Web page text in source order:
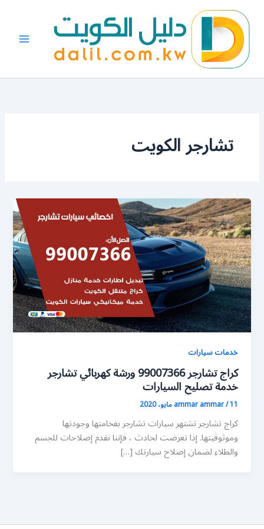
المحتوى
تشارجر الكويت
خدمات سيارات
كراج تشارجر 99007366 ورشة كهربائي تشارجر
خدمة تصليح السيارات
ammar ammar/11 مايو، 2020
كراج تشارجر تشتهر سيارات تشارجر بفخامتها وجودتها
وموثوقيتها. إذا تعرضت لحادث ، فإننا نقدم إصلاحات للجسم
والطلاء لضمان إصلاح سيارتك […]